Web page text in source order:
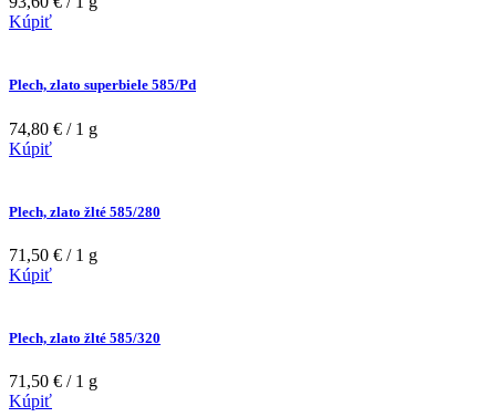
Kúpiť
Plech, zlato superbiele 585/Pd
74,80 € / 1 g
Kúpiť
Plech, zlato žlté 585/280
71,50 € / 1 g
Kúpiť
Plech, zlato žlté 585/320
71,50 € / 1 g
Kúpiť